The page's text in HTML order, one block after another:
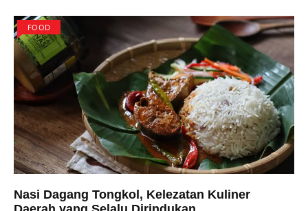
FOOD
Nasi Dagang Tongkol, Kelezatan Kuliner